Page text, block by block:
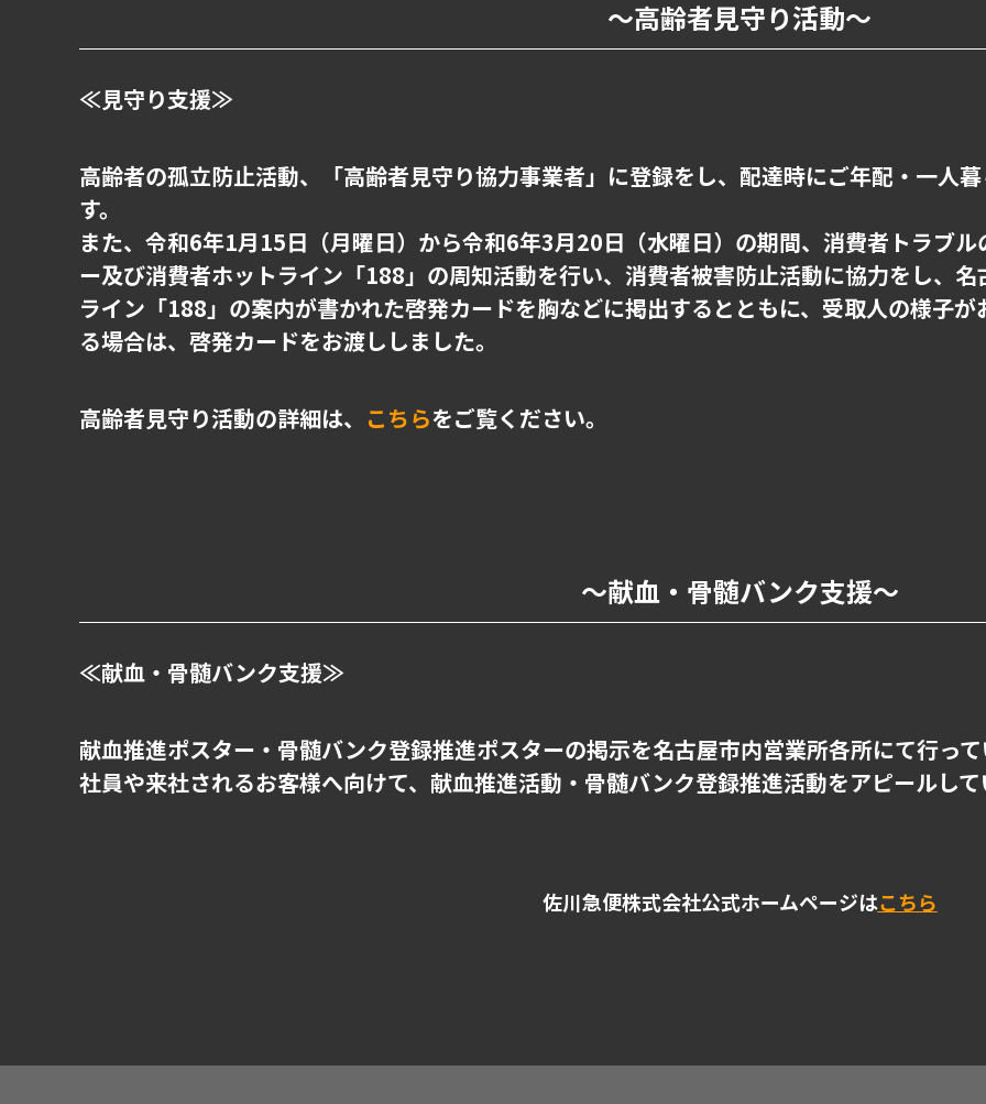
～高齢者見守り活動～
≪見守り支援≫
高齢者の孤立防止活動、「高齢者見守り協力事業者」に登録をし、配達時にご年配・一人
す。
また、令和6年1月15日（月曜日）から令和6年3月20日（水曜日）の期間、消費者トラブ
ー及び消費者ホットライン「188」の周知活動を行い、消費者被害防止活動に協力をし、
ライン「188」の案内が書かれた啓発カードを胸などに掲出するとともに、受取人の様子
る場合は、啓発カードをお渡ししました。
高齢者見守り活動の詳細は、 こちらをご覧ください。
～献血・骨髄バンク支援～
≪献血・骨髄バンク支援≫
献血推進ポスター・骨髄バンク登録推進ポスターの掲示を名古屋市内営業所各所にて行って
社員や来社されるお客様へ向けて、献血推進活動・骨髄バンク登録推進活動をアピールして
佐川急便株式会社公式ホームページはこちら